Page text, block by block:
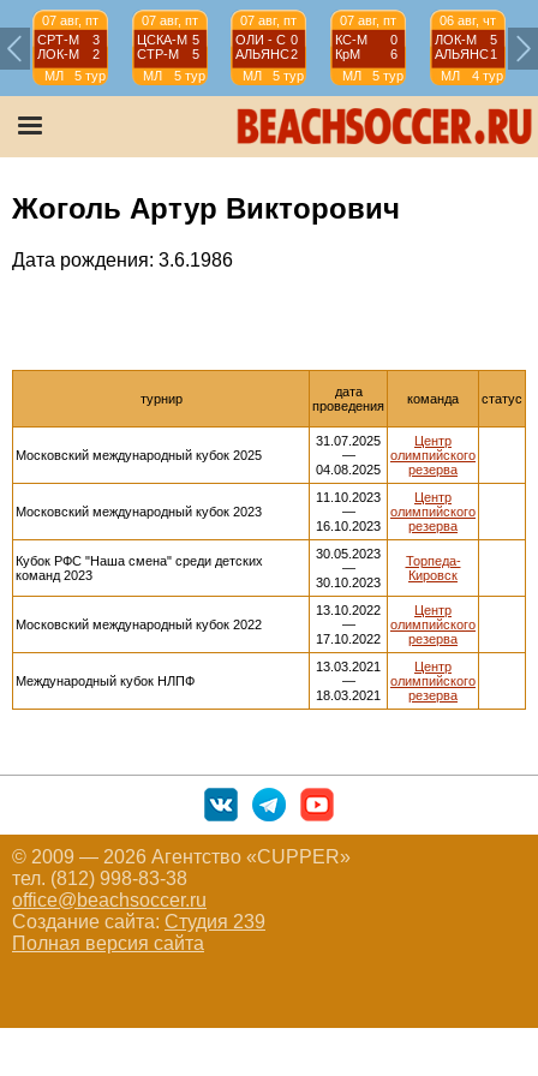
07 авг, пт
СРТ-М
3
ЛОК-М
2
МЛ
5 тур
07 авг, пт
ЦСКА-М 5
СТР-М
5
МЛ
5 тур
07 авг, пт
ОЛИ - С 0
АЛЬЯНС2
МЛ
5 тур
07 авг, пт
КС-М
0
КрМ
6
МЛ
5 тур
06 авг, чт
ЛОК-М
5
АЛЬЯНС1
МЛ
4 тур
Жоголь Артур Викторович
Дата рождения: 3.6.1986
турнир
дата
проведения
команда статус
Московский международный кубок 2025
31.07.2025
—
04.08.2025
Центр
олимпийского
резерва
Московский международный кубок 2023
11.10.2023
—
16.10.2023
Центр
олимпийского
резерва
Кубок РФС "Наша смена" среди детских
команд 2023
30.05.2023
—
30.10.2023
Торпеда-
Кировск
Московский международный кубок 2022
13.10.2022
—
17.10.2022
Центр
олимпийского
резерва
Международный кубок НЛПФ
13.03.2021
—
18.03.2021
Центр
олимпийского
резерва
© 2009 — 2026 Агентство «CUPPER»
тел. (812) 998-83-38
office@beachsoccer.ru
Создание сайта: Студия 239
Полная версия сайта